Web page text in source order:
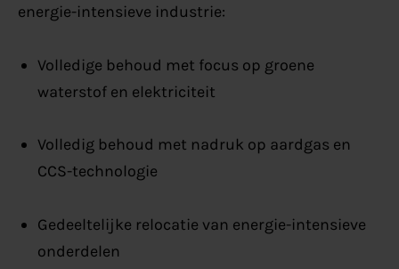
energie-intensieve industrie:
Volledige behoud met focus op groene
waterstof en elektriciteit
Volledig behoud met nadruk op aardgas en
CCS-technologie
Gedeeltelijke relocatie van energie-intensieve
onderdelen